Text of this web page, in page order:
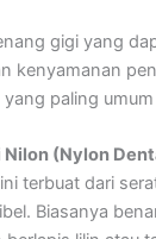
gigi yang
kenyamanan
paling
Nilon (Nylon
terbuat dari
Biasanya